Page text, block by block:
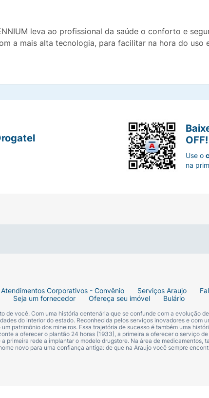
leva ao profissional da saúde o conforto e
a mais alta tecnologia, para facilitar na hora do uso
Atendimentos Corporativos - Convênio Serviços Araujo
Seja um fornecedor Ofereça seu imóvel Bulário
de você. Com uma história centenária que se confunde com a evolução
do interior do estado. Reconhecida pelos serviços inovadores e com
patrimônio dos mineiros. Essa trajetória de sucesso é também uma
a oferecer o plantão 24 horas (1933), a primeira a oferecer o serviço
primeira rede a implantar o modelo drugstore. Na área de medicamentos,
novo para uma confiança antiga: de que na Araujo você sempre
OFF!
Use o
na